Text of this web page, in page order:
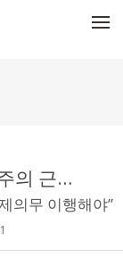
청구 나서
의무 이행해야”